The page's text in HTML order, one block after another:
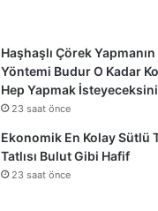
Haşhaşlı Çörek
Yöntemi Budur O Kadar
Hep Yapmak
23 saat önce
Ekonomik En Kolay Sütlü
Tatlısı Bulut Gibi Hafif
23 saat önce